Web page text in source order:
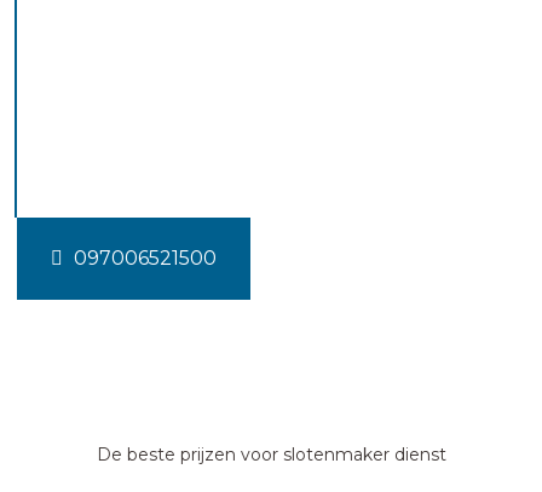
097006521500
De beste prijzen voor slotenmaker dienst